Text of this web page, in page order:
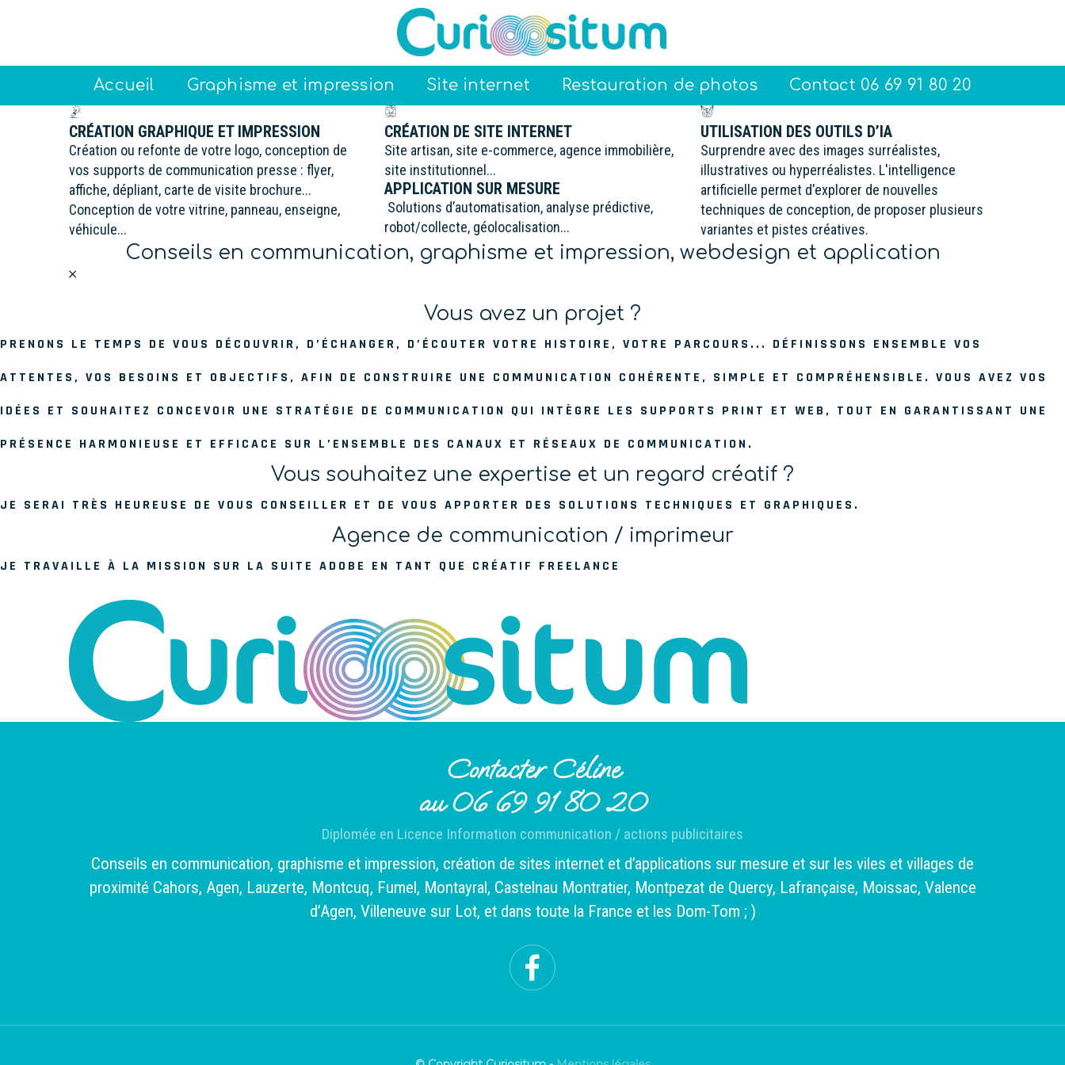
Accueil Graphisme et impression Site internet Restauration de photos Contact 06 69 91 80 20
CRÉATION GRAPHIQUE ET IMPRESSION
Création ou refonte de votre logo, conception de
vos supports de communication presse : flyer,
affiche, dépliant, carte de visite brochure...
Conception de votre vitrine, panneau, enseigne,
véhicule...
CRÉATION DE SITE INTERNET
Site artisan, site e-commerce, agence immobilière,
site institutionnel...
APPLICATION SUR MESURE
Solutions d’automatisation, analyse prédictive,
robot/collecte, géolocalisation...
UTILISATION DES OUTILS D’IA
Surprendre avec des images surréalistes,
illustratives ou hyperréalistes. L'intelligence
artificielle permet d'explorer de nouvelles
techniques de conception, de proposer plusieurs
variantes et pistes créatives.
Conseils en communication, graphisme et impression, webdesign et application
Vous avez un projet ?
PRENONS LE TEMPS DE VOUS DÉCOUVRIR, D’ÉCHANGER, D’ÉCOUTER VOTRE HISTOIRE, VOTRE PARCOURS... DÉFINISSONS ENSEMBLE VOS
ATTENTES, VOS BESOINS ET OBJECTIFS, AFIN DE CONSTRUIRE UNE COMMUNICATION COHÉRENTE, SIMPLE ET COMPRÉHENSIBLE. VOUS AVEZ VOS
IDÉES ET SOUHAITEZ CONCEVOIR UNE STRATÉGIE DE COMMUNICATION QUI INTÈGRE LES SUPPORTS PRINT ET WEB, TOUT EN GARANTISSANT UNE
PRÉSENCE HARMONIEUSE ET EFFICACE SUR L’ENSEMBLE DES CANAUX ET RÉSEAUX DE COMMUNICATION.
Vous souhaitez une expertise et un regard créatif ?
JE SERAI TRÈS HEUREUSE DE VOUS CONSEILLER ET DE VOUS APPORTER DES SOLUTIONS TECHNIQUES ET GRAPHIQUES.
Agence de communication / imprimeur
JE TRAVAILLE À LA MISSION SUR LA SUITE ADOBE EN TANT QUE CRÉATIF FREELANCE
Contacter Céline
au 06 69 91 80 20
Diplomée en Licence Information communication / actions publicitaires
Conseils en communication, graphisme et impression, création de sites internet et d’applications sur mesure et sur les viles et villages de
proximité Cahors, Agen, Lauzerte, Montcuq, Fumel, Montayral, Castelnau Montratier, Montpezat de Quercy, Lafrançaise, Moissac, Valence
d’Agen, Villeneuve sur Lot, et dans toute la France et les Dom-Tom ; )